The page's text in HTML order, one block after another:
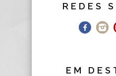
REDES
EM